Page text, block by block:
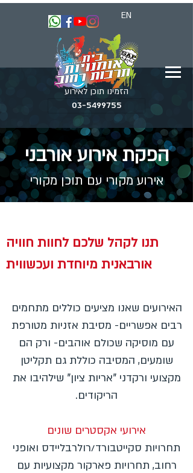
EN
הזמינו תוכן לאירוע
03-5499755
הפקת אירוע אורבני
אירוע מקורי עם תוכן מקורי
תנו לקהל שלכם לחוות חוויה
אורבאנית מיוחדת ועכשווית
האירועים שאנו מציעים כוללים מתחמים
רבים אפשריים- מסיבת אזניות מטורפת
עם מוסיקה שכולם אוהבים- ורק הם
שומעים, המסיבה כוללת גם תקליטן
מקצועי ורקדני "אריות ציון" שילהיבו את
הריקודים.
אירועי אקסטרים שונים
תחרויות סקייטבורד/רולרבליידס ואופני
רחוב, תחרויות פארקור מקצועיות עם